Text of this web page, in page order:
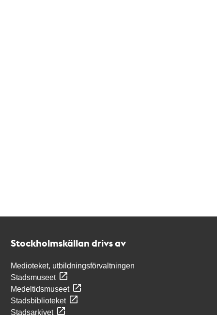
Stockholmskällan drivs av
Medioteket, utbildningsförvaltningen
Stadsmuseet
Medeltidsmuseet
Stadsbiblioteket
Stadsarkivet